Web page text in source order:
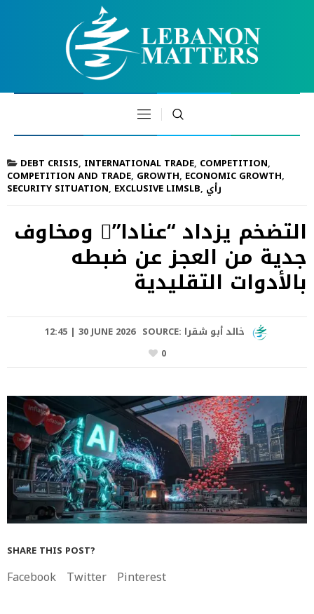
DEBT CRISIS, INTERNATIONAL TRADE, COMPETITION,
COMPETITION AND TRADE, GROWTH, ECONOMIC GROWTH,
SECURITY SITUATION, EXCLUSIVE LIMSLB, رأي
التضخم يزداد “عنادا”ً ومخاوف
جدية من العجز عن ضبطه
بالأدوات التقليدية
12:45 | 30 JUNE 2026 SOURCE: خالد أبو شقرا
0
SHARE THIS POST?
Facebook Twitter Pinterest